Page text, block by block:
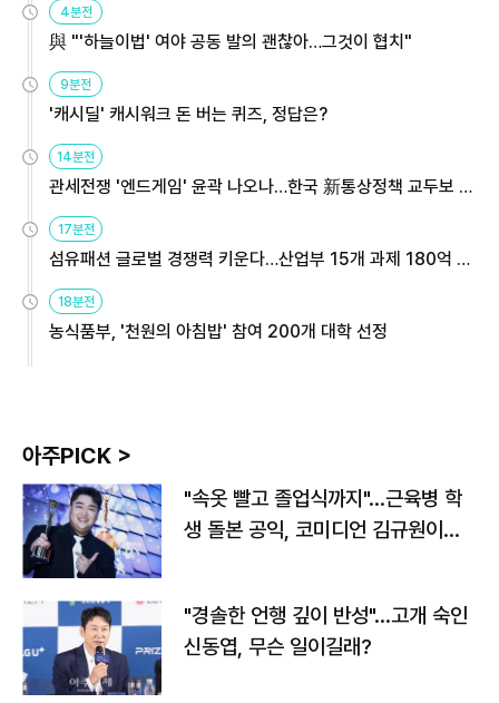
4분전
與 "'하늘이법' 여야 공동 발의 괜찮아…그것이 협치"
9분전
'캐시딜' 캐시워크 돈 버는 퀴즈, 정답은?
14분전
관세전쟁 '엔드게임' 윤곽 나오나…한국 新통상정책 교두보 활
용해야
17분전
섬유패션 글로벌 경쟁력 키운다…산업부 15개 과제 180억 지
원
18분전
농식품부, '천원의 아침밥' 참여 200개 대학 선정
아주PICK >
"속옷 빨고 졸업식까지"…근육병 학
생 돌본 공익, 코미디언 김규원이었
"경솔한 언행 깊이 반성"…고개 숙인
신동엽, 무슨 일이길래?